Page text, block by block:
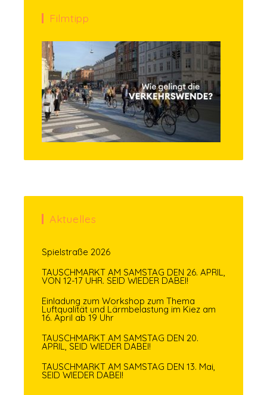
Filmtipp
Aktuelles
Spielstraße 2026
TAUSCHMARKT AM SAMSTAG DEN 26. APRIL,
VON 12-17 UHR. SEID WIEDER DABEI!
Einladung zum Workshop zum Thema
Luftqualität und Lärmbelastung im Kiez am
16. April ab 19 Uhr
TAUSCHMARKT AM SAMSTAG DEN 20.
APRIL, SEID WIEDER DABEI!
TAUSCHMARKT AM SAMSTAG DEN 13. Mai,
SEID WIEDER DABEI!